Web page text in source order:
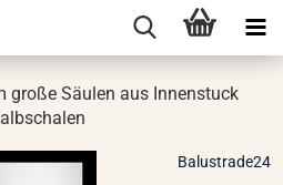
große Säu­len aus In­nen­stuck
Balustrade24